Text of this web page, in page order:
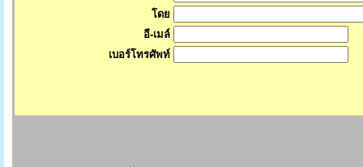
โดย
อี-เมล์
เบอร์โทรศัพท์